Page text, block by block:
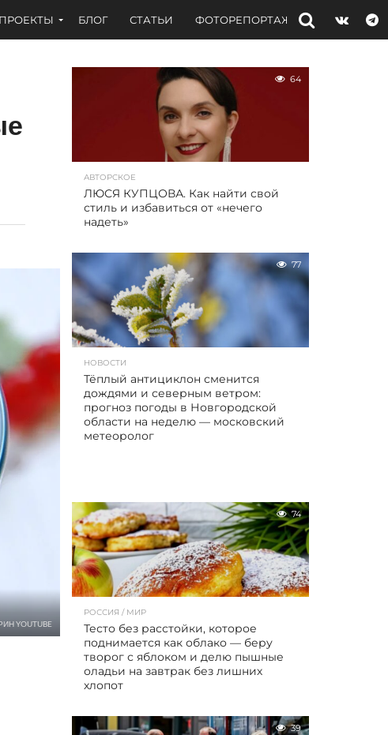
БЛОГ СТАТЬИ ФОТОРЕПОРТАЖИ ИНТЕРВЬЮ
YOUTUBE
64
АВТОРСКОЕ
ЛЮСЯ КУПЦОВА. Как найти свой
стиль и избавиться от «нечего
надеть»
77
НОВОСТИ
Тёплый антициклон сменится
дождями и северным ветром:
прогноз погоды в Новгородской
области на неделю — московский
метеоролог
74
РОССИЯ / МИР
Тесто без расстойки, которое
поднимается как облако — беру
творог с яблоком и делю пышные
оладьи на завтрак без лишних
хлопот
39